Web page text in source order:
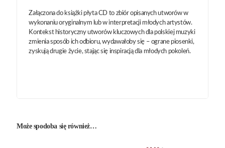
Załączona do książki płyta CD to zbiór opisanych utworów w
wykonaniu oryginalnym lub w interpretacji młodych artystów.
Kontekst historyczny utworów kluczowych dla polskiej muzyki
zmienia sposób ich odbioru, wydawałoby się – ograne piosenki,
zyskują drugie życie, stając się inspiracją dla młodych pokoleń.
Może spodoba się również…